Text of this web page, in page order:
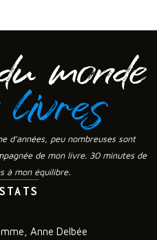
d’années, peu nombreuses sont
de mon livre. 30 minutes de
à mon équilibre.
Anne Delbée